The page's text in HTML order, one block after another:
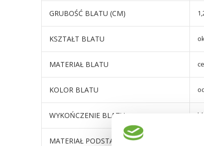
GRUBOŚĆ BLATU (CM)
KSZTAŁT BLATU
MATERIAŁ BLATU
KOLOR BLATU
WYKOŃCZENIE BLATU
MATERIAŁ PODSTAWY